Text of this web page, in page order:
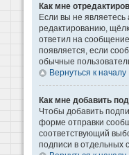
Как мне
Если вы не
редактированию,
ответил на
появляется, если
обычные
Вернуться к началу
Как мне добавить
Чтобы добавить
форме отправки
соответствующий
подписи в отдельных